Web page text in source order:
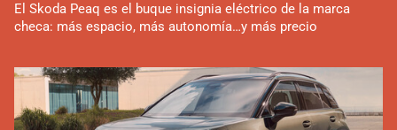
El Skoda Peaq es el buque insignia eléctrico de la marca
checa: más espacio, más autonomía…y más precio